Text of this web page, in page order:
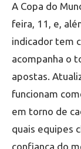
A Copa do
feira, 11, e,
indicador tem
acompanha o
apostas.
funcionam
em torno de
quais equipes
confiança do